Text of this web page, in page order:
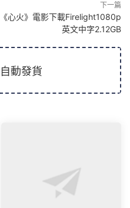
下一篇
《心火》電影下載Firelight1080p
英文中字2.12GB
動發貨